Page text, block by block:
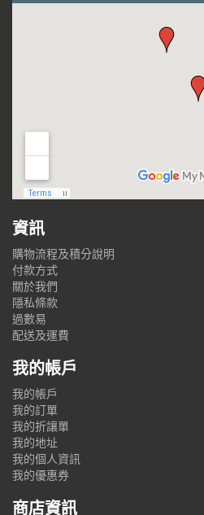
資訊
購物流程及積分說明
付款方式
關於我們
隱私條款
過數易
配送及運費
我的帳戶
我的帳戶
我的訂單
我的折讓單
我的地址
我的個人資訊
我的優惠券
商店資訊